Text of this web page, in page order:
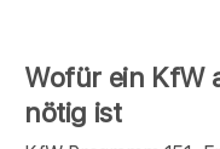
Wofür ein KfW
nötig ist